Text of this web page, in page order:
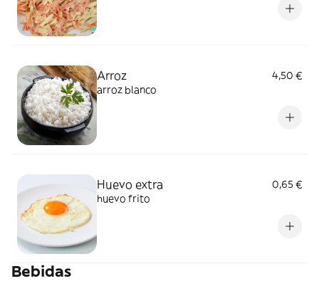
Arroz
4,50 €
arroz blanco
Huevo extra
0,65 €
huevo frito
Bebidas